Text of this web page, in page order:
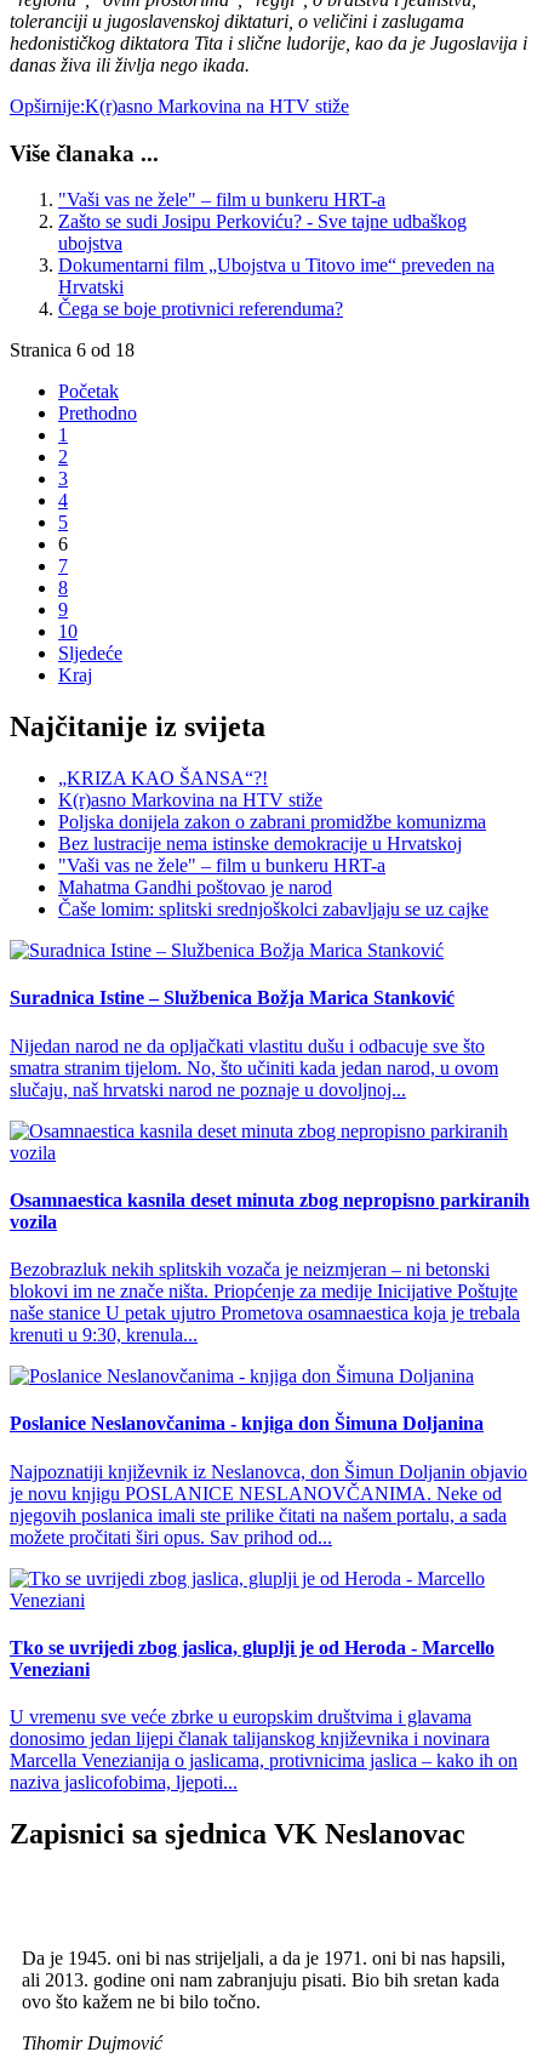
toleranciji u jugoslavenskoj diktaturi, o veličini i zaslugama
hedonističkog diktatora Tita i slične ludorije, kao da je Jugoslavija i
danas živa ili življa nego ikada.
Opširnije:K(r)asno Markovina na HTV stiže
Više članaka ...
"Vaši vas ne žele" – film u bunkeru HRT-a
Zašto se sudi Josipu Perkoviću? - Sve tajne udbaškog
ubojstva
Dokumentarni film „Ubojstva u Titovo ime“ preveden na
Hrvatski
Čega se boje protivnici referenduma?
Stranica 6 od 18
Početak
Prethodno
1
2
3
4
5
6
7
8
9
10
Sljedeće
Kraj
Najčitanije iz svijeta
„KRIZA KAO ŠANSA“?!
K(r)asno Markovina na HTV stiže
Poljska donijela zakon o zabrani promidžbe komunizma
Bez lustracije nema istinske demokracije u Hrvatskoj
"Vaši vas ne žele" – film u bunkeru HRT-a
Mahatma Gandhi poštovao je narod
Čaše lomim: splitski srednjoškolci zabavljaju se uz cajke
Suradnica Istine – Službenica Božja Marica Stanković
Nijedan narod ne da opljačkati vlastitu dušu i odbacuje sve što
smatra stranim tijelom. No, što učiniti kada jedan narod, u ovom
slučaju, naš hrvatski narod ne poznaje u dovoljnoj...
Osamnaestica kasnila deset minuta zbog nepropisno parkiranih
vozila
Bezobrazluk nekih splitskih vozača je neizmjeran – ni betonski
blokovi im ne znače ništa. Priopćenje za medije Inicijative Poštujte
naše stanice U petak ujutro Prometova osamnaestica koja je trebala
krenuti u 9:30, krenula...
Poslanice Neslanovčanima - knjiga don Šimuna Doljanina
Najpoznatiji književnik iz Neslanovca, don Šimun Doljanin objavio
je novu knjigu POSLANICE NESLANOVČANIMA. Neke od
njegovih poslanica imali ste prilike čitati na našem portalu, a sada
možete pročitati širi opus. Sav prihod od...
Tko se uvrijedi zbog jaslica, gluplji je od Heroda - Marcello
Veneziani
U vremenu sve veće zbrke u europskim društvima i glavama
donosimo jedan lijepi članak talijanskog književnika i novinara
Marcella Venezianija o jaslicama, protivnicima jaslica – kako ih on
naziva jaslicofobima, ljepoti...
Zapisnici sa sjednica VK Neslanovac
Da je 1945. oni bi nas strijeljali, a da je 1971. oni bi nas hapsili,
ali 2013. godine oni nam zabranjuju pisati. Bio bih sretan kada
ovo što kažem ne bi bilo točno.
Tihomir Dujmović